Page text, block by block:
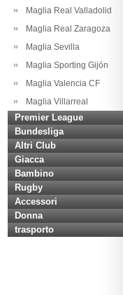
Maglia Real Valladolid
Maglia Real Zaragoza
Maglia Sevilla
Maglia Sporting Gijón
Maglia Valencia CF
Maglia Villarreal
Premier League
Bundesliga
Altri Club
Giacca
Bambino
Rugby
Accessori
Donna
trasporto